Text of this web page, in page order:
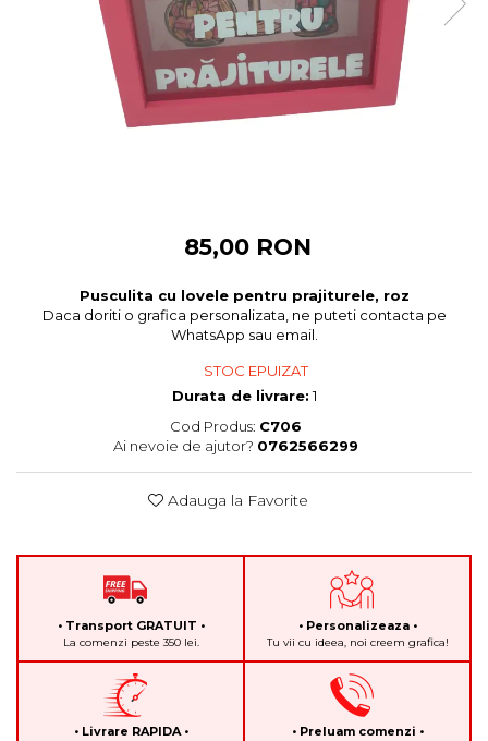
Body bebelusi personalizate
Perne personalizate
Plusuri personalizate
Agende personalizate
Cadouri pentru Doctori
Cadouri Pensionare
Cadouri Profesori
85,00 RON
Pusculita cu lovele pentru prajiturele, roz
Daca doriti o grafica personalizata, ne puteti contacta pe
WhatsApp sau email.
STOC EPUIZAT
Durata de livrare:1
Cod Produs: C706
Ai nevoie de ajutor? 0762566299
Adauga la Favorite
• Transport GRATUIT •
La comenzi peste 350 lei.
• Personalizeaza •
Tu vii cu ideea, noi creem grafica!
• Livrare RAPIDA • • Preluam comenzi •